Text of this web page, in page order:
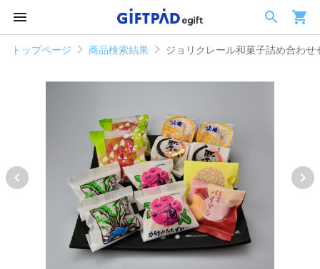
トップページ 商品検索結果 ジョリクレール和菓子詰め合わせ